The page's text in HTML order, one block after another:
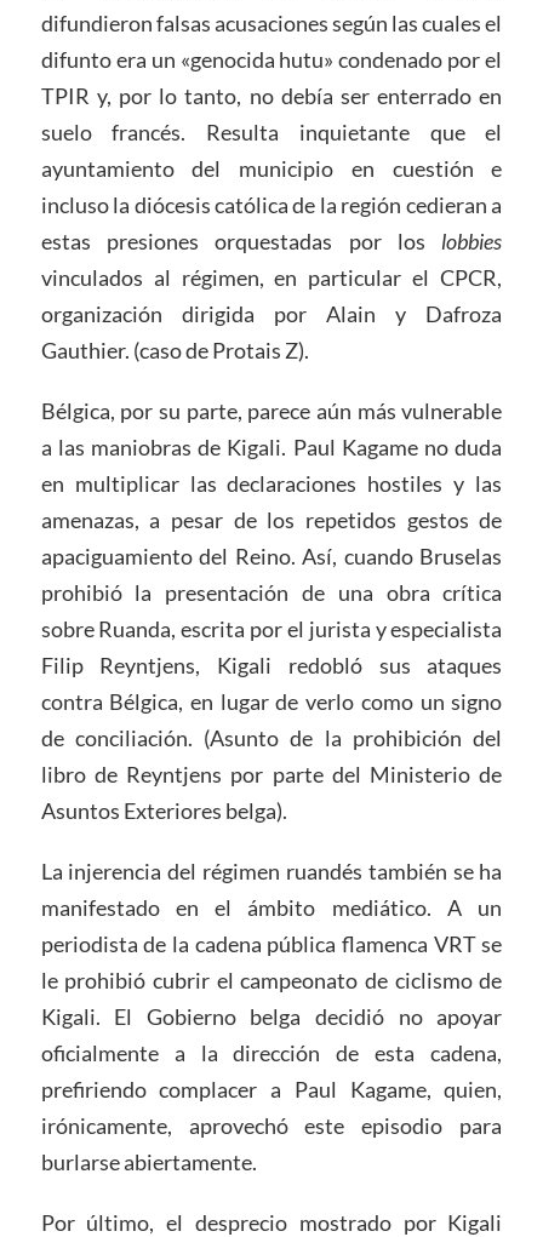
difundieron falsas acusaciones según las cuales el
difunto era un «genocida hutu» condenado por el
TPIR y, por lo tanto, no debía ser enterrado en
suelo francés. Resulta inquietante que el
ayuntamiento del municipio en cuestión e
incluso la diócesis católica de la región cedieran a
estas presiones orquestadas por los lobbies
vinculados al régimen, en particular el CPCR,
organización dirigida por Alain y Dafroza
Gauthier. (caso de Protais Z).
Bélgica, por su parte, parece aún más vulnerable
a las maniobras de Kigali. Paul Kagame no duda
en multiplicar las declaraciones hostiles y las
amenazas, a pesar de los repetidos gestos de
apaciguamiento del Reino. Así, cuando Bruselas
prohibió la presentación de una obra crítica
sobre Ruanda, escrita por el jurista y especialista
Filip Reyntjens, Kigali redobló sus ataques
contra Bélgica, en lugar de verlo como un signo
de conciliación. (Asunto de la prohibición del
libro de Reyntjens por parte del Ministerio de
Asuntos Exteriores belga).
La injerencia del régimen ruandés también se ha
manifestado en el ámbito mediático. A un
periodista de la cadena pública flamenca VRT se
le prohibió cubrir el campeonato de ciclismo de
Kigali. El Gobierno belga decidió no apoyar
oficialmente a la dirección de esta cadena,
prefiriendo complacer a Paul Kagame, quien,
irónicamente, aprovechó este episodio para
burlarse abiertamente.
Por último, el desprecio mostrado por Kigali